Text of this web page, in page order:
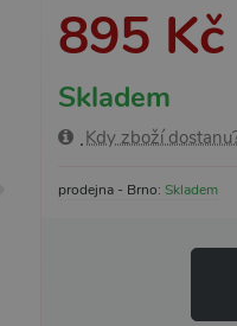
895 Kč
Skladem
Kdy zboží
prodejna - Brno: Skladem